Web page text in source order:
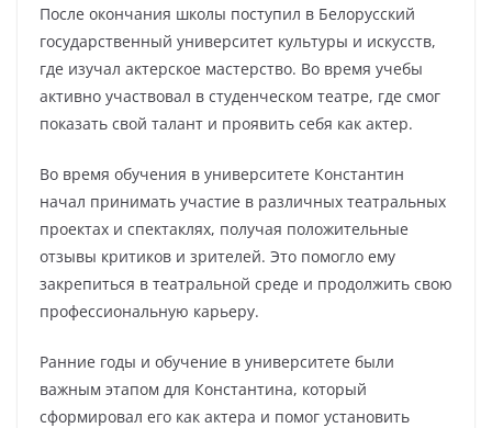
После окончания школы поступил в Белорусский
государственный университет культуры и искусств,
где изучал актерское мастерство. Во время учебы
активно участвовал в студенческом театре, где смог
показать свой талант и проявить себя как актер.
Во время обучения в университете Константин
начал принимать участие в различных театральных
проектах и спектаклях, получая положительные
отзывы критиков и зрителей. Это помогло ему
закрепиться в театральной среде и продолжить свою
профессиональную карьеру.
Ранние годы и обучение в университете были
важным этапом для Константина, который
сформировал его как актера и помог установить